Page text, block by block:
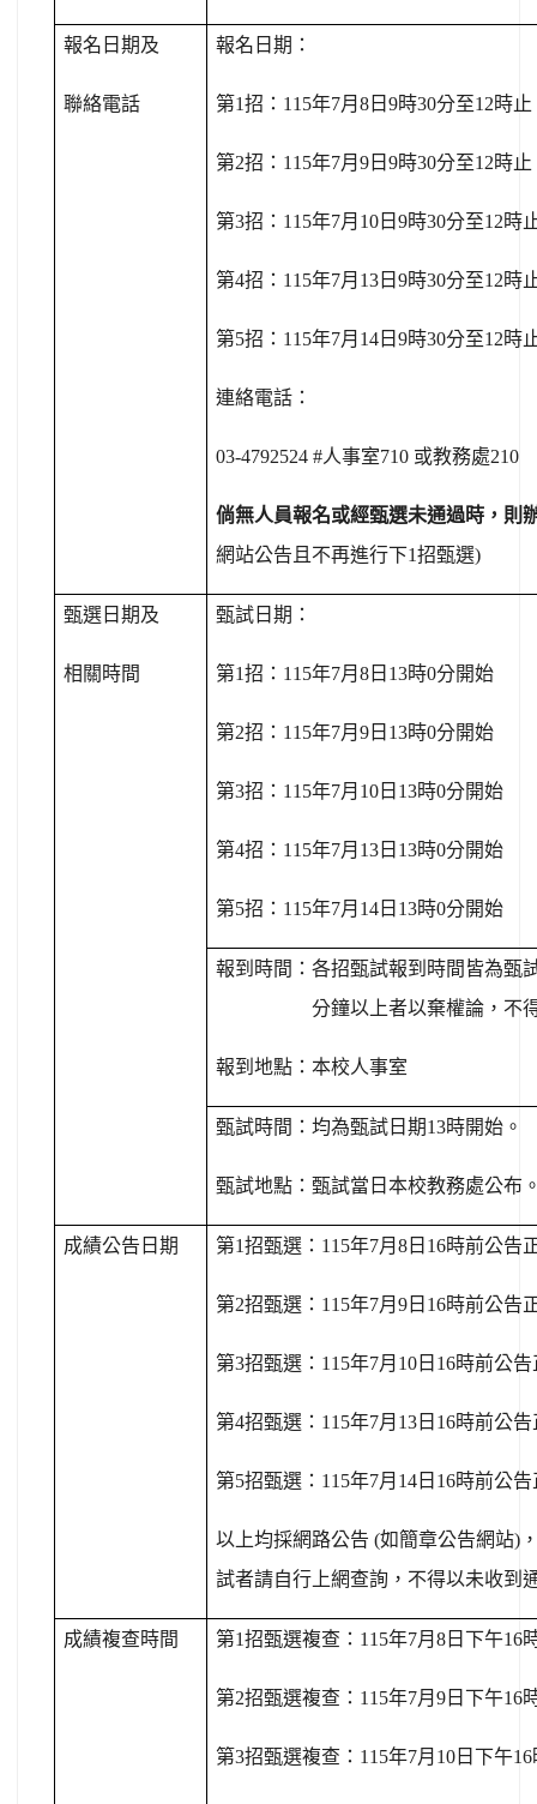
報名日期及
聯絡電話
報名日期：
第1招： 115年7月 8 日 9時30分至12時
第2招： 115年7月 9 日 9時30分至12時
第3招： 115年7月 10 日 9時30分至12時
第4招： 115年7月 13 日 9時30分至12時
第5招： 115年7月 14 日 9時30分至12時
連絡電話：
03-4792524 #人事室710 或教務處210
倘無人員報名或經甄選未通過時，則
網站公告且不再進行下1招甄選)
甄選日期及
相關時間
甄試日期：
第1招： 115年7月 8 日 13時0分開始
第2招： 115年7月 9 日 13時0分開始
第3招： 115年7月 10 日 13時0分開始
第4招： 115年7月 13 日 13時0分開始
第5招： 115年7月 14 日 13時0分開始
報到時間： 各招甄試報到時間皆為甄
分鐘以上者以棄權論，不
報到地點：本校人事室
甄試時間：均為甄試日期13時開始 。
甄試地點：甄試當日本校教務處公布
成績公告日期 第1招甄選： 115年7月 8 日 16時前公告
第2招甄選： 115年7月 9 日 16時前公告
第3招甄選： 115年7月 10 日 16時前公
第4招甄選： 115年7月 13 日 16時前公
第5招甄選： 115年7月 14 日 16時前公
以上均採網路公告 (如簡章公告網站)
試者請自行上網查詢，不得以未收到
成績複查時間 第1招甄選複查： 115年7月 8 日下午16
第2招甄選複查： 115年7月 9 日下午16
第3招甄選複查： 115年7月 10 日下午16